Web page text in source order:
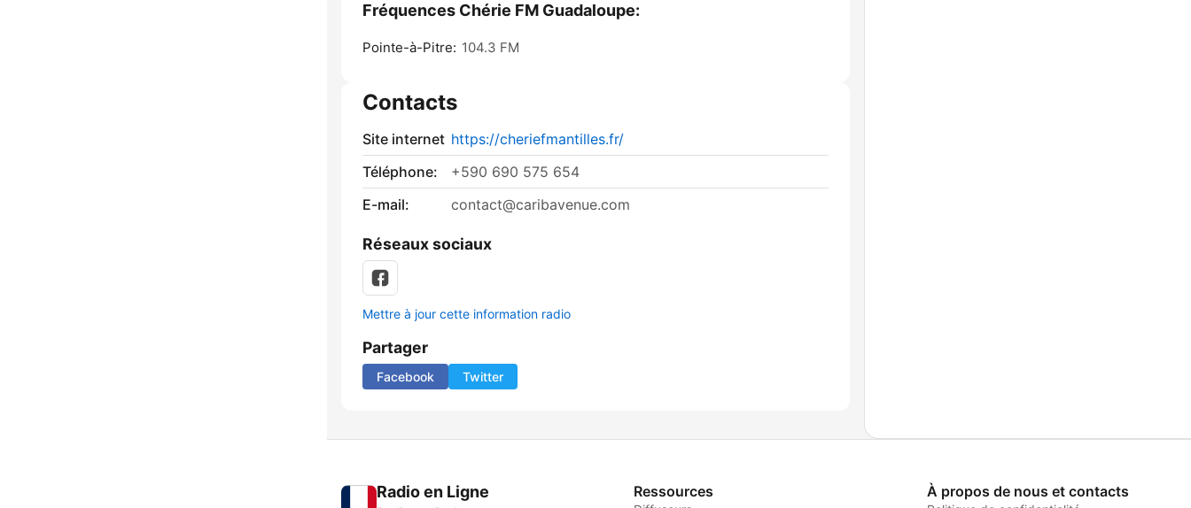
Fréquences Chérie FM Guadaloupe:
Pointe-à-Pitre: 104.3 FM
Contacts
Site internet https://cheriefmantilles.fr/
Téléphone:
+590 690 575 654
E-mail:
contact@caribavenue.com
Réseaux sociaux
Mettre à jour cette information radio
Partager
Facebook Twitter
Radio en Ligne Ressources À propos de nous et contacts